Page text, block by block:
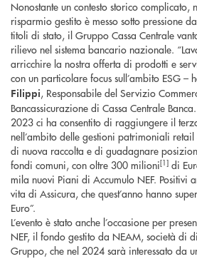
Nonostante un contesto storico complicato,
risparmio gestito è messo sotto pressione
titoli di stato, il Gruppo Cassa Centrale
rilievo nel sistema bancario nazionale.
arricchire la nostra offerta di prodotti e
con un particolare focus sull’ambito ESG –
Filippi, Responsabile del Servizio
Bancassicurazione di Cassa Centrale
2023 ci ha consentito di raggiungere il
nell’ambito delle gestioni patrimoniali
di nuova raccolta e di guadagnare
fondi comuni, con oltre 300 milioni[1] di
mila nuovi Piani di Accumulo NEF. Positivi
vita di Assicura, che quest’anno hanno
Euro”.
L’evento è stato anche l’occasione per
NEF, il fondo gestito da NEAM, società di
Gruppo, che nel 2024 sarà interessato da